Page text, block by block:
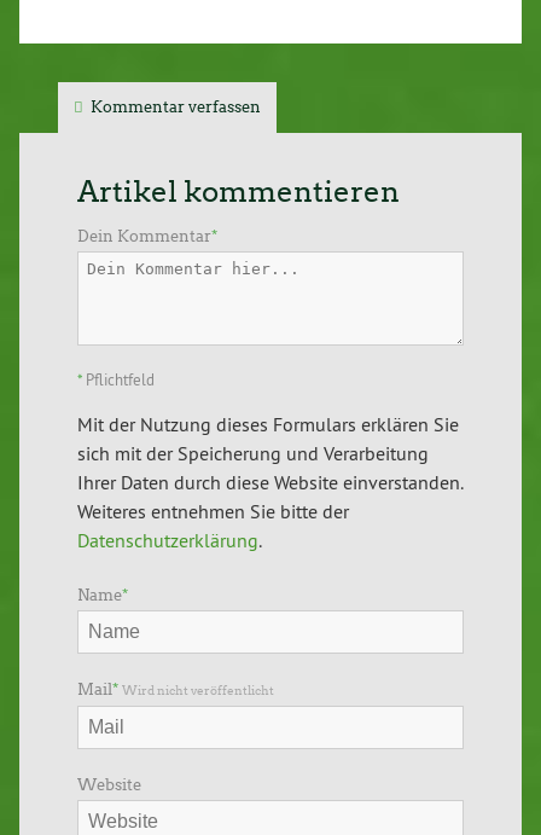
Kommentar verfassen
Artikel kommentieren
Dein Kommentar*
* Pflichtfeld
Mit der Nutzung dieses Formulars erklären Sie
sich mit der Speicherung und Verarbeitung
Ihrer Daten durch diese Website einverstanden.
Weiteres entnehmen Sie bitte der
Datenschutzerklärung.
Name*
Mail* Wird nicht veröffentlicht
Website